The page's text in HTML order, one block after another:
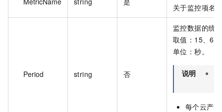
关于监控项名
Period string 否
监控数据的统
取值：15、60
单位：秒。
说明
每个云产